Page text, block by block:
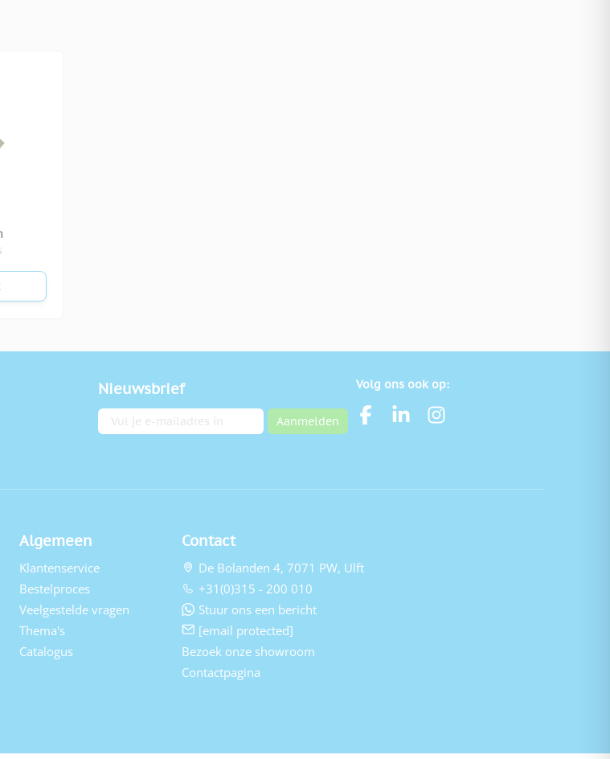
Nieuwsbrief
E-mailadres Aanmelden
Volg ons ook op:
Algemeen
Klantenservice
Bestelproces
Veelgestelde vragen
Thema's
Catalogus
Contact
De Bolanden 4, 7071 PW, Ulft
+31(0)315 - 200 010
Stuur ons een bericht
[email protected]
Bezoek onze showroom
Contactpagina